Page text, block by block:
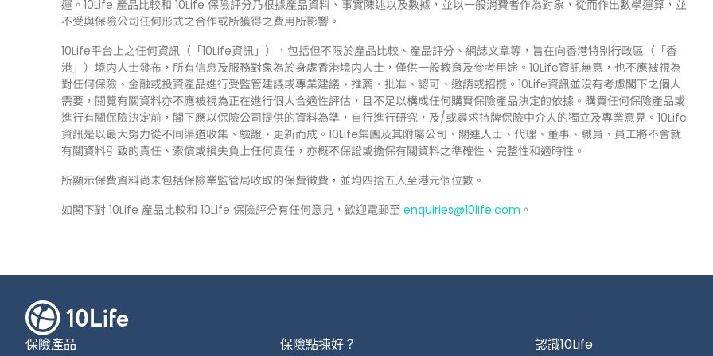
運。10Life 產品比較和 10Life 保險評分乃根據產品資料、事實陳述以及數據，並以一般消費者作為對象，從而作出數學運算，並
不受與保險公司任何形式之合作或所獲得之費用所影響。
10Life平台上之任何資訊（「10Life資訊」），包括但不限於產品比較、產品評分、網誌文章等，旨在向香港特别行政區（「香
港」）境内人士發布，所有信息及服務對象為於身處香港境内人士，僅供一般教育及參考用途。10Life資訊無意，也不應被視為
對任何保險、金融或投資產品進行受監管建議或專業建議、推薦、批准、認可、邀請或招攬。10Life資訊並沒有考慮閣下之個人
需要，閱覽有關資料亦不應被視為正在進行個人合適性評估，且不足以構成任何購買保險產品決定的依據。購買任何保險產品或
進行有關保險決定前，閣下應以保險公司提供的資料為準，自行進行研究，及/或尋求持牌保險中介人的獨立及專業意見。10Life
資訊是以最大努力從不同渠道收集、驗證、更新而成。10Life集團及其附屬公司、關連人士、代理、董事、職員、員工將不會就
有關資料引致的責任、索償或損失負上任何責任，亦概不保證或擔保有關資料之準確性、完整性和適時性。
所顯示保費資料尚未包括保險業監管局收取的保費徵費，並均四捨五入至港元個位數。
如閣下對 10Life 產品比較和 10Life 保險評分有任何意見，歡迎電郵至 enquiries@10life.com 。
保險產品 保險點揀好？ 認識10Life